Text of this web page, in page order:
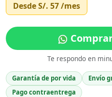
DesdeS/. 57/mes
Te respondo en
Garantía de por vida
Envío
Pago contraentrega